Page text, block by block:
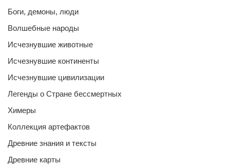
Боги, демоны, люди
Волшебные народы
Исчезнувшие животные
Исчезнувшие континенты
Исчезнувшие цивилизации
Легенды о Стране бессмертных
Химеры
Коллекция артефактов
Древние знания и тексты
Древние карты